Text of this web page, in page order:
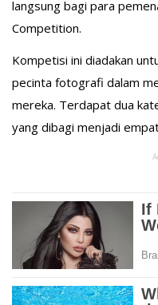
langsung bagi para
Competition.
Kompetisi ini diadakan
pecinta fotografi dalam
mereka. Terdapat dua
yang dibagi menjadi